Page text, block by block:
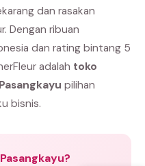
dan rasakan
Dengan ribuan
dan rating bintang 5
adalah toko
pilihan
bisnis.